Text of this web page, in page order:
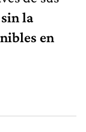
sin la
en